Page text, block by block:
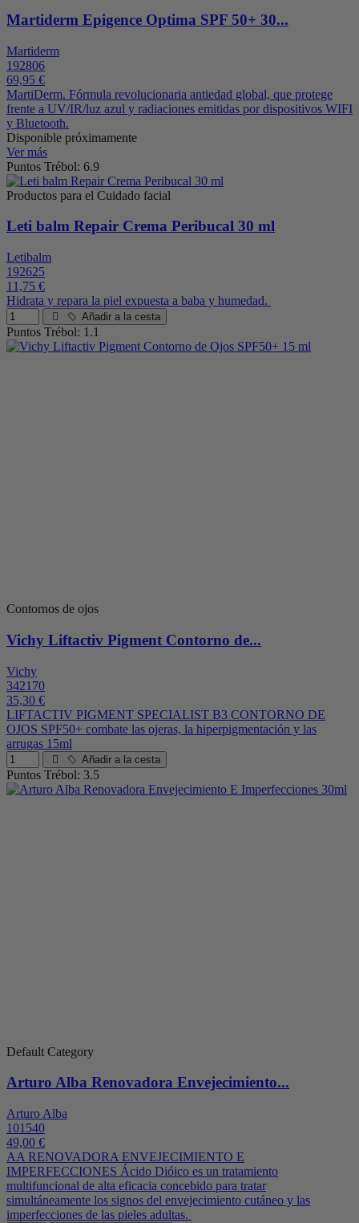
Martiderm Epigence Optima SPF 50+ 30...
Martiderm
192806
69,95 €
MartiDerm. Fórmula revolucionaria antiedad global, que protege
frente a UV/IR/luz azul y radiaciones emitidas por dispositivos WIFI
y Bluetooth.
Disponible próximamente
Ver más
Puntos Trébol: 6.9
Productos para el Cuidado facial
Leti balm Repair Crema Peribucal 30 ml
Letibalm
192625
11,75 €
Hidrata y repara la piel expuesta a baba y humedad.
Añadir a la cesta
Puntos Trébol: 1.1
Contornos de ojos
Vichy Liftactiv Pigment Contorno de...
Vichy
342170
35,30 €
LIFTACTIV PIGMENT SPECIALIST B3 CONTORNO DE
OJOS SPF50+ combate las ojeras, la hiperpigmentación y las
arrugas 15ml
Añadir a la cesta
Puntos Trébol: 3.5
Default Category
Arturo Alba Renovadora Envejecimiento...
Arturo Alba
101540
49,00 €
AA RENOVADORA ENVEJECIMIENTO E
IMPERFECCIONES Ácido Dióico es un tratamiento
multifuncional de alta eficacia concebido para tratar
simultáneamente los signos del envejecimiento cutáneo y las
imperfecciones de las pieles adultas.